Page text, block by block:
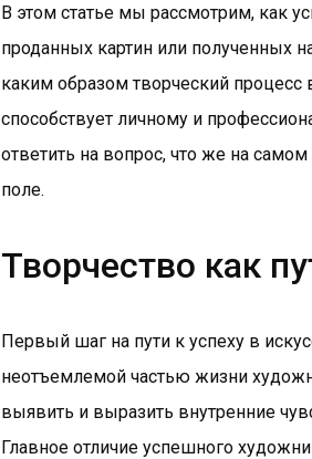
В этом статье мы рассмотрим, как
проданных картин или полученных
каким образом творческий
способствует личному и
ответить на вопрос, что же на
поле.
Творчество как
Первый шаг на пути к успеху в
неотъемлемой частью жизни
выявить и выразить внутренние
Главное отличие успешного